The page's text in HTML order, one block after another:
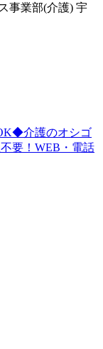
事業部(介護) 宇
介護のオシゴ
要！WEB・電話